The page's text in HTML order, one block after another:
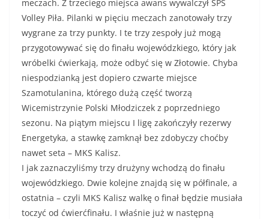
meczach. Z trzeciego miejsca awans wywalczył SPS
Volley Piła. Pilanki w pięciu meczach zanotowały trzy
wygrane za trzy punkty. I te trzy zespoły już mogą
przygotowywać się do finału wojewódzkiego, który jak
wróbelki ćwierkają, może odbyć się w Złotowie. Chyba
niespodzianką jest dopiero czwarte miejsce
Szamotulanina, którego dużą część tworzą
Wicemistrzynie Polski Młodziczek z poprzedniego
sezonu. Na piątym miejscu I ligę zakończyły rezerwy
Energetyka, a stawkę zamknął bez zdobyczy choćby
nawet seta – MKS Kalisz.
I jak zaznaczyliśmy trzy drużyny wchodzą do finału
wojewódzkiego. Dwie kolejne znajdą się w półfinale, a
ostatnia – czyli MKS Kalisz walkę o finał będzie musiała
toczyć od ćwierćfinału. I właśnie już w następną